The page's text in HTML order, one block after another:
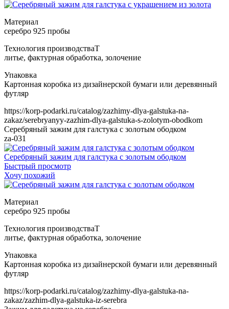
Т
https://korp-podarki.ru/catalog/zazhimy-dlya-galstuka-na-
zakaz/serebryanyy-zazhim-dlya-galstuka-s-zolotym-obodkom
Серебряный зажим для галстука с золотым ободком
za-031
Серебряный зажим для галстука с золотым ободком
Быстрый просмотр
Хочу похожий
Т
https://korp-podarki.ru/catalog/zazhimy-dlya-galstuka-na-
zakaz/zazhim-dlya-galstuka-iz-serebra